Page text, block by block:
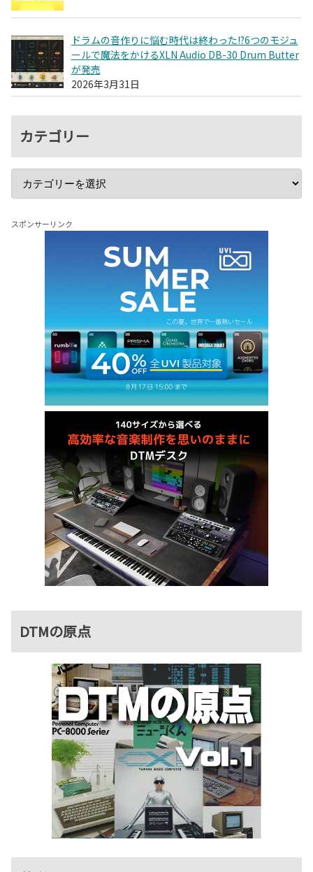
ドラムの音作りに悩む時代は終わった!?6つのモジュ
ールで魔法をかけるXLN Audio DB-30 Drum Butter
が発売
2026年3月31日
カテゴリー
スポンサーリンク
DTMの原点